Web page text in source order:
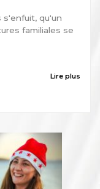
s'enfuit, qu'un
familiales se
Lire plus